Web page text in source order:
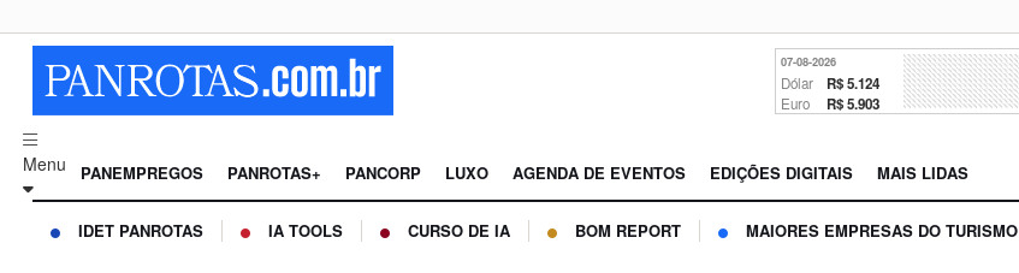
07-08-2026
Dólar R$ 5.124
Euro R$ 5.903
Menu PANEMPREGOS PANROTAS+ PANCORP LUXO AGENDA DE EVENTOS EDIÇÕES DIGITAIS MAIS LIDAS
IDET PANROTAS IA TOOLS CURSO DE IA BOM REPORT MAIORES EMPRESAS DO TURISMO